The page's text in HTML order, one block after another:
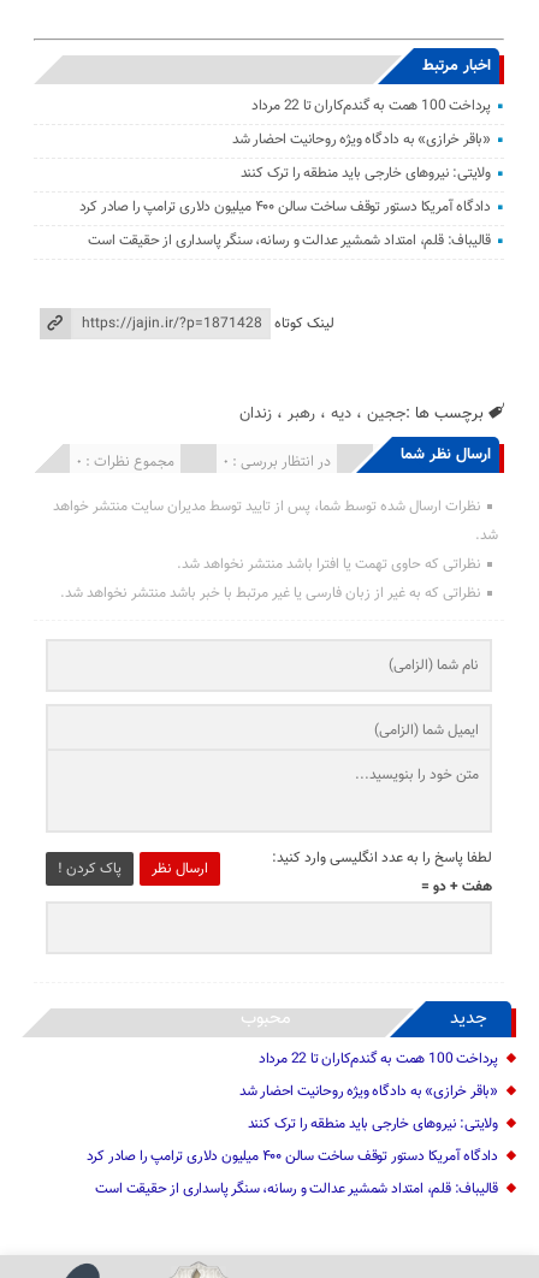
اخبار مرتبط
پرداخت 100 همت به گندم‌کاران تا 22 مرداد
«باقر خرازی» به دادگاه ویژه روحانیت احضار شد
ولایتی: نیرو‌های خارجی باید منطقه را ترک کنند
دادگاه آمریکا دستور توقف ساخت سالن ۴۰۰ میلیون دلاری ترامپ را صادر کرد
قالیباف: قلم، امتداد شمشیر عدالت و رسانه، سنگر پاسداری از حقیقت است
لینک کوتاه
برچسب ها :ججین ،دیه ،رهبر ،زندان
ارسال نظر شما مجموع نظرات : 0 در انتظار بررسی : 0 انتشار یافته : 0
نظرات ارسال شده توسط شما، پس از تایید توسط مدیران سایت منتشر خواهد
شد.
نظراتی که حاوی تهمت یا افترا باشد منتشر نخواهد شد.
نظراتی که به غیر از زبان فارسی یا غیر مرتبط با خبر باشد منتشر نخواهد شد.
ارسال نظر پاک کردن !
لطفا پاسخ را به عدد انگلیسی وارد کنید:
هفت + دو =
جدید محبوب
پرداخت 100 همت به گندم‌کاران تا 22 مرداد
«باقر خرازی» به دادگاه ویژه روحانیت احضار شد
ولایتی: نیرو‌های خارجی باید منطقه را ترک کنند
دادگاه آمریکا دستور توقف ساخت سالن ۴۰۰ میلیون دلاری ترامپ را صادر کرد
قالیباف: قلم، امتداد شمشیر عدالت و رسانه، سنگر پاسداری از حقیقت است